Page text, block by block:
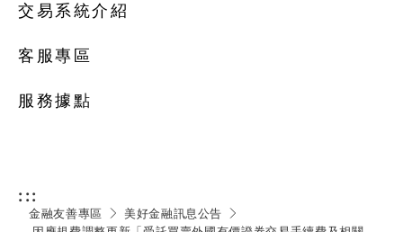
交易系統介紹
客服專區
服務據點
:::
金融友善專區
美好金融訊息公告